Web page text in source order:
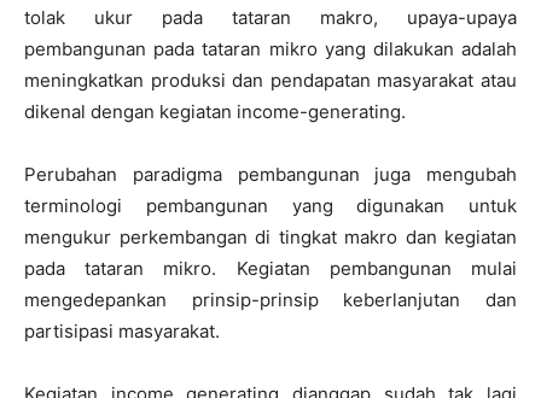
tolak ukur pada tataran makro, upaya-upaya
pembangunan pada tataran mikro yang dilakukan adalah
meningkatkan produksi dan pendapatan masyarakat atau
dikenal dengan kegiatan income-generating.
Perubahan paradigma pembangunan juga mengubah
terminologi pembangunan yang digunakan untuk
mengukur perkembangan di tingkat makro dan kegiatan
pada tataran mikro. Kegiatan pembangunan mulai
mengedepankan prinsip-prinsip keberlanjutan dan
partisipasi masyarakat.